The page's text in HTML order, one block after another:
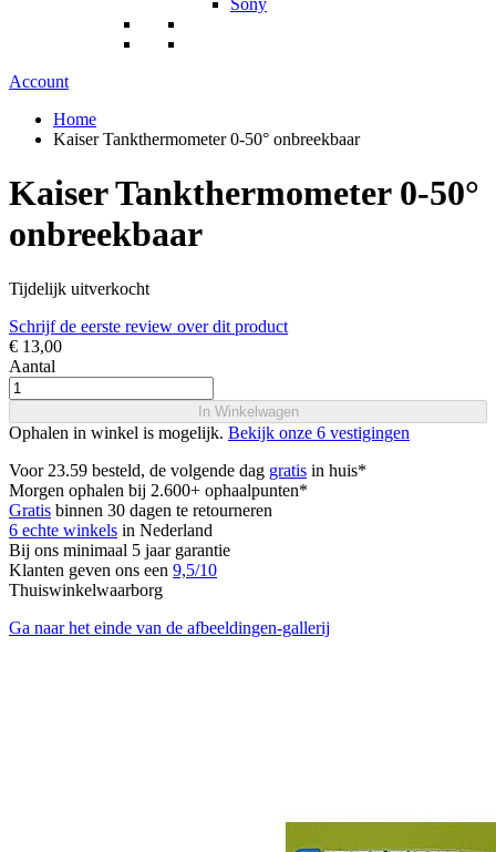
Sony
Account
Home
Kaiser Tankthermometer 0-50° onbreekbaar
Kaiser Tankthermometer 0-50°
onbreekbaar
Tijdelijk uitverkocht
Schrijf de eerste review over dit product
€ 13,00
Aantal
In Winkelwagen
Ophalen in winkel is mogelijk. Bekijk onze 6 vestigingen
Voor 23.59 besteld, de volgende dag gratis in huis*
Morgen ophalen bij 2.600+ ophaalpunten*
Gratis binnen 30 dagen te retourneren
6 echte winkels in Nederland
Bij ons minimaal 5 jaar garantie
Klanten geven ons een 9,5/10
Thuiswinkelwaarborg
Ga naar het einde van de afbeeldingen-gallerij